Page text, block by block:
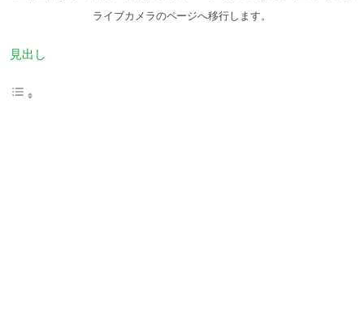
ライブカメラのページへ移行します。
見出し